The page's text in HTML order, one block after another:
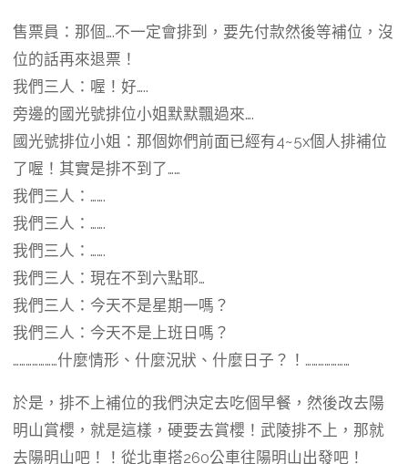
售票員：那個….不一定會排到，要先付款然後等補位，沒
位的話再來退票！
我們三人：喔！好…..
旁邊的國光號排位小姐默默飄過來….
國光號排位小姐：那個妳們前面已經有4~5x個人排補位
了喔！其實是排不到了……
我們三人：…….
我們三人：…….
我們三人：…….
我們三人：現在不到六點耶…
我們三人：今天不是星期一嗎？
我們三人：今天不是上班日嗎？
…………………什麼情形、什麼況狀、什麼日子？！…………………
於是，排不上補位的我們決定去吃個早餐，然後改去陽
明山賞櫻，就是這樣，硬要去賞櫻！武陵排不上，那就
去陽明山吧！！從北車搭260公車往陽明山出發吧！